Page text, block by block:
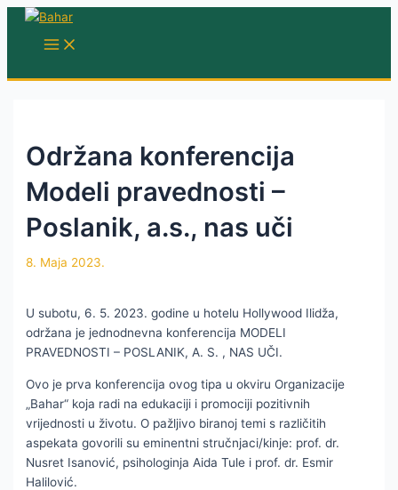
Skip
MAIN
MENU
Održana konferencija
Modeli pravednosti –
Poslanik, a.s., nas uči
8. Maja 2023.
U subotu, 6. 5. 2023. godine u hotelu Hollywood Ilidža,
održana je jednodnevna konferencija MODELI
PRAVEDNOSTI – POSLANIK, A. S. , NAS UČI.
Ovo je prva konferencija ovog tipa u okviru Organizacije
„Bahar“ koja radi na edukaciji i promociji pozitivnih
vrijednosti u životu. O pažljivo biranoj temi s različitih
aspekata govorili su eminentni stručnjaci/kinje: prof. dr.
Nusret Isanović, psihologinja Aida Tule i prof. dr. Esmir
Halilović.